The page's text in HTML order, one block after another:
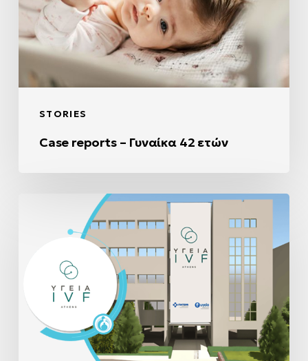
STORIES
42
ετών
Case reports – Γυναίκα 42 ετών
πραγματοποιείται!